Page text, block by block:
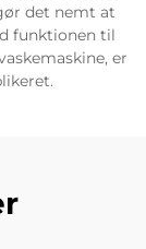
det nemt at
funktionen til
er